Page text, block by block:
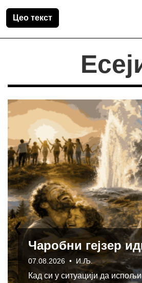
Цео текст
❮
Пут духовне
29.05.2026 • И.И.
Волети свој народ и